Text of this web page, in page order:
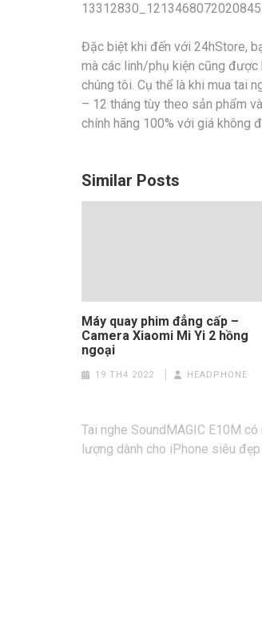
Đặc biệt khi đến với 24hStore,
mà các linh/phụ kiện cũng
chúng tôi. Cụ thể là khi mua tai
– 12 tháng tùy theo sản phẩm
chính hãng 100% với giá không
Similar Posts
Máy quay phim đẳng cấp –
Camera Xiaomi Mi Yi 2 hồng
ngoại
19 TH4 2022 HEADPHONE
Điều
hướng
Tai nghe SoundMAGIC E10M
lượng dành cho iPhone siêu đẹp